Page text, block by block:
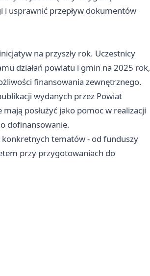
i usprawnić przepływ dokumentów
na przyszły rok. Uczestnicy
działań powiatu i gmin na 2025 rok,
finansowania zewnętrznego.
wydanych przez Powiat
posłużyć jako pomoc w realizacji
dofinansowanie.
konkretnych tematów - od funduszy
przy przygotowaniach do